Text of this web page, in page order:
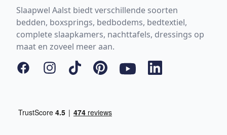
Slaapwel Aalst biedt verschillende soorten
bedden, boxsprings, bedbodems, bedtextiel,
complete slaapkamers, nachttafels, dressings op
maat en zoveel meer aan.
FacebookInstagram
Tiktok PinterestYouTubeLinkedIn